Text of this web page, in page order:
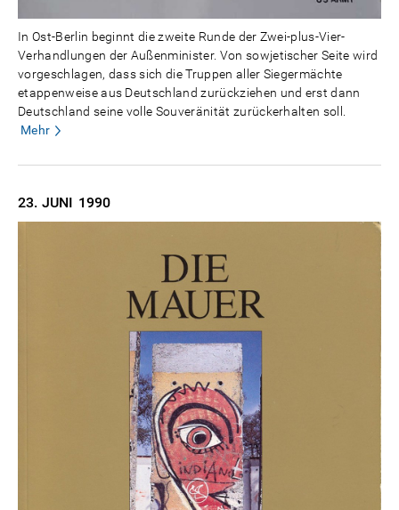
In Ost-Berlin beginnt die zweite Runde der Zwei-plus-Vier-
Verhandlungen der Außenminister. Von sowjetischer Seite wird
vorgeschlagen, dass sich die Truppen aller Siegermächte
etappenweise aus Deutschland zurückziehen und erst dann
Deutschland seine volle Souveränität zurückerhalten soll.
Mehr
23. JUNI 1990